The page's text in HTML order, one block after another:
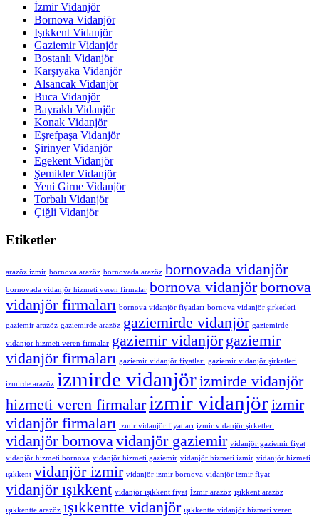
İzmir Vidanjör
Bornova Vidanjör
Işıkkent Vidanjör
Gaziemir Vidanjör
Bostanlı Vidanjör
Karşıyaka Vidanjör
Alsancak Vidanjör
Buca Vidanjör
Bayraklı Vidanjör
Konak Vidanjör
Eşrefpaşa Vidanjör
Şirinyer Vidanjör
Egekent Vidanjör
Şemikler Vidanjör
Yeni Girne Vidanjör
Torbalı Vidanjör
Çiğli Vidanjör
Etiketler
arazöz izmir bornova arazöz bornovada arazöz bornovada vidanjör
bornovada vidanjör hizmeti veren firmalar bornova vidanjörbornova
vidanjör firmaları bornova vidanjör fiyatları bornova vidanjör şirketleri
gaziemir arazöz gaziemirde arazöz gaziemirde vidanjör gaziemirde
vidanjör hizmeti veren firmalar gaziemir vidanjör gaziemir
vidanjör firmaları gaziemir vidanjör fiyatları gaziemir vidanjör şirketleri
izmirde arazöz izmirde vidanjörizmirde vidanjör
hizmeti veren firmalarizmir vidanjörizmir
vidanjör firmaları izmir vidanjör fiyatları izmir vidanjör şirketleri
vidanjör bornovavidanjör gaziemir vidanjör gaziemir fiyat
vidanjör hizmeti bornova vidanjör hizmeti gaziemir vidanjör hizmeti izmir vidanjör hizmeti
ışıkkent vidanjör izmir vidanjör izmir bornova vidanjör izmir fiyat
vidanjör ışıkkent vidanjör ışıkkent fiyat İzmir arazöz ışıkkent arazöz
ışıkkentte arazöz ışıkkentte vidanjör ışıkkentte vidanjör hizmeti veren